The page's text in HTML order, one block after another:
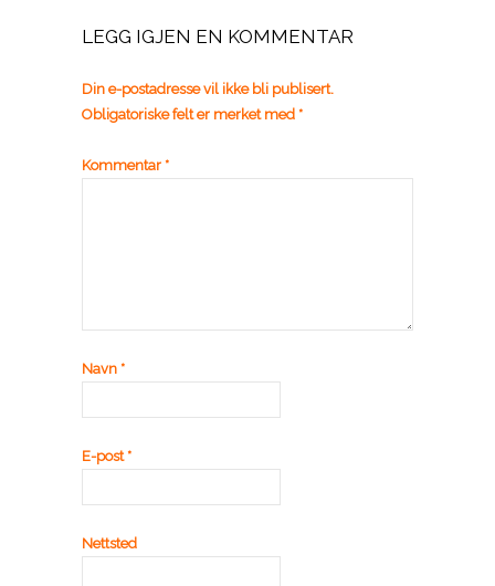
LEGG IGJEN EN KOMMENTAR
Din e-postadresse vil ikke bli publisert.
Obligatoriske felt er merket med *
Kommentar *
Navn *
E-post*
Nettsted